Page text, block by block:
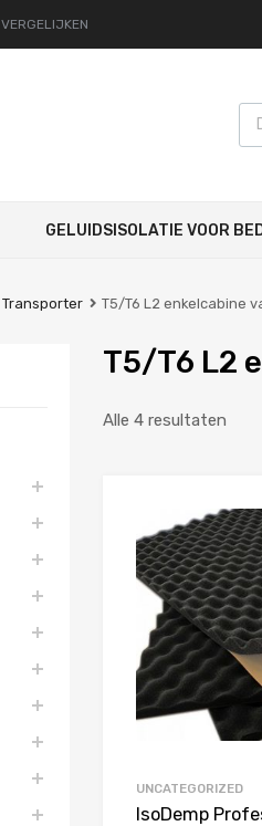
VERGELIJKEN
GELUIDSISOLATIE VOOR
Transporter T5/T6 L2 enkelcabine
T5/T6 L2
Alle 4 resultaten
UNCATEGORIZED
IsoDemp